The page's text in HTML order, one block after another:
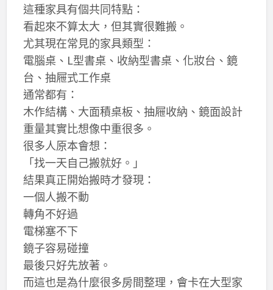
這種家具有個共同特點：
看起來不算太大，但其實很難搬。
尤其現在常見的家具類型：
電腦桌、L型書桌、收納型書桌、化妝台、鏡
台、抽屜式工作桌
通常都有：
木作結構、大面積桌板、抽屜收納、鏡面設計
重量其實比想像中重很多。
很多人原本會想：
「找一天自己搬就好。」
結果真正開始搬時才發現：
一個人搬不動
轉角不好過
電梯塞不下
鏡子容易碰撞
最後只好先放著。
而這也是為什麼很多房間整理，會卡在大型家